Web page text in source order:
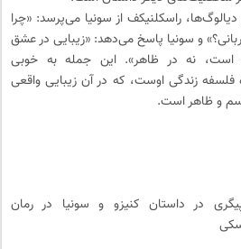
دیالوگ‌ها، راسکلنیکف از سونیا می‌پرسد: «چرا
و سونیا پاسخ می‌دهد: «زیبایی در عشق
نه در ظاهر». این جمله به خوبی
فلسفه زندگی اوست، که در آن زیبایی واقعی
و ظاهر است.
در داستان کنیزو و سونیا در رمان